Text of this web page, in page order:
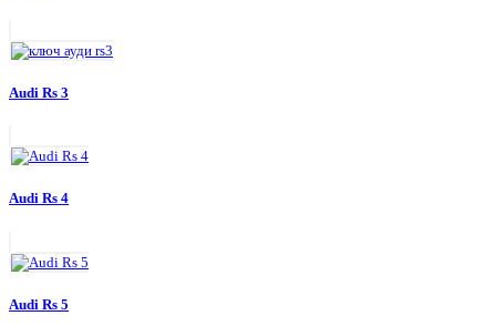
Audi Rs 3
Audi Rs 4
Audi Rs 5